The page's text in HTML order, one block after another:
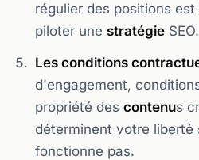
régulier des positions
piloter une stratégie SEO.
Les conditions
d'engagement,
propriété des contenus
déterminent votre liberté
fonctionne pas.